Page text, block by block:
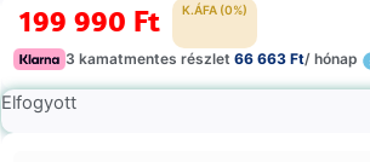
199 990 Ft K.ÁFA (0%)
3 kamatmentes részlet66 663 Ft/ hónap
Elfogyott